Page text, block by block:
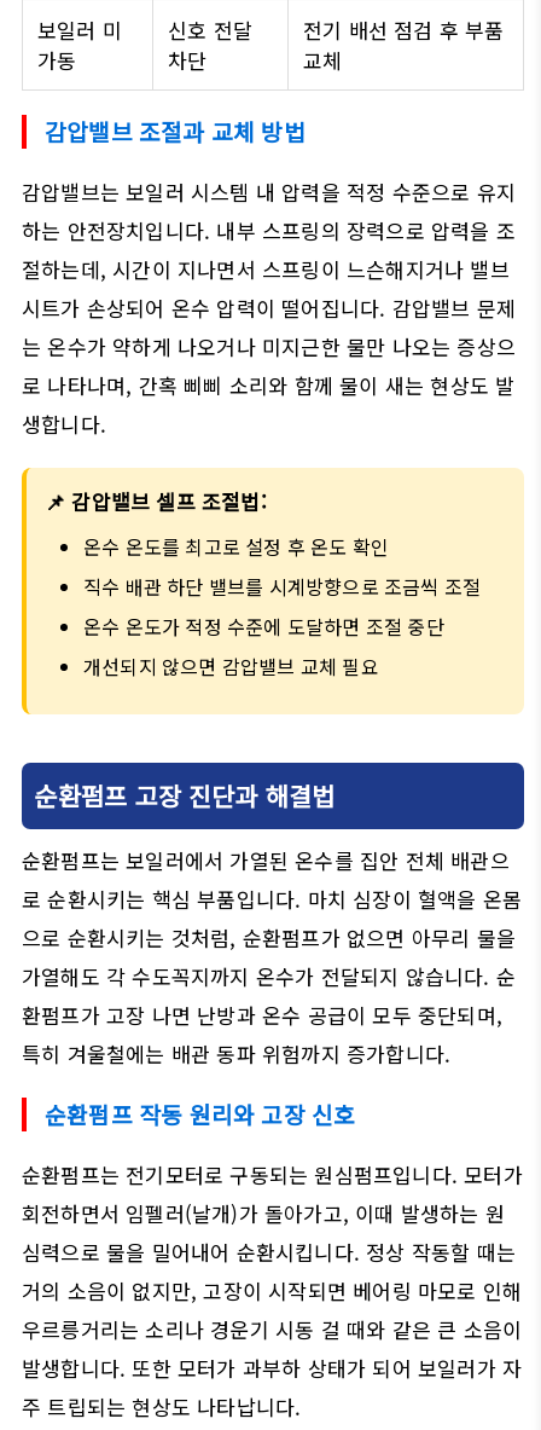
보일러 미
가동
신호 전달
차단
전기 배선 점검 후 부품
교체
감압밸브 조절과 교체 방법
감압밸브는 보일러 시스템 내 압력을 적정 수준으로 유지
하는 안전장치입니다. 내부 스프링의 장력으로 압력을 조
절하는데, 시간이 지나면서 스프링이 느슨해지거나 밸브
시트가 손상되어 온수 압력이 떨어집니다. 감압밸브 문제
는 온수가 약하게 나오거나 미지근한 물만 나오는 증상으
로 나타나며, 간혹 삐삐 소리와 함께 물이 새는 현상도 발
생합니다.
📌 감압밸브 셀프 조절법:
온수 온도를 최고로 설정 후 온도 확인
직수 배관 하단 밸브를 시계방향으로 조금씩 조절
온수 온도가 적정 수준에 도달하면 조절 중단
개선되지 않으면 감압밸브 교체 필요
순환펌프 고장 진단과 해결법
순환펌프는 보일러에서 가열된 온수를 집안 전체 배관으
로 순환시키는 핵심 부품입니다. 마치 심장이 혈액을 온몸
으로 순환시키는 것처럼, 순환펌프가 없으면 아무리 물을
가열해도 각 수도꼭지까지 온수가 전달되지 않습니다. 순
환펌프가 고장 나면 난방과 온수 공급이 모두 중단되며,
특히 겨울철에는 배관 동파 위험까지 증가합니다.
순환펌프 작동 원리와 고장 신호
순환펌프는 전기모터로 구동되는 원심펌프입니다. 모터가
회전하면서 임펠러(날개)가 돌아가고, 이때 발생하는 원
심력으로 물을 밀어내어 순환시킵니다. 정상 작동할 때는
거의 소음이 없지만, 고장이 시작되면 베어링 마모로 인해
우르릉거리는 소리나 경운기 시동 걸 때와 같은 큰 소음이
발생합니다. 또한 모터가 과부하 상태가 되어 보일러가 자
주 트립되는 현상도 나타납니다.